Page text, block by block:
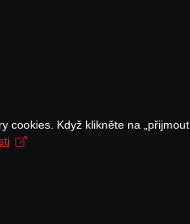
cookies. Když klikněte na „přijmout